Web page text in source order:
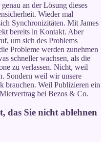
an der Lösung dieses
Wieder mal
Synchronizitäten. Mit James
bereits in Kontakt. Aber
um sich des Problems
Probleme werden zunehmen
schneller wachsen, als die
zu verlassen. Nicht, weil
Sondern weil wir unsere
brauchen. Weil Publizieren ein
bei Bezos & Co.
das Sie nicht ablehnen